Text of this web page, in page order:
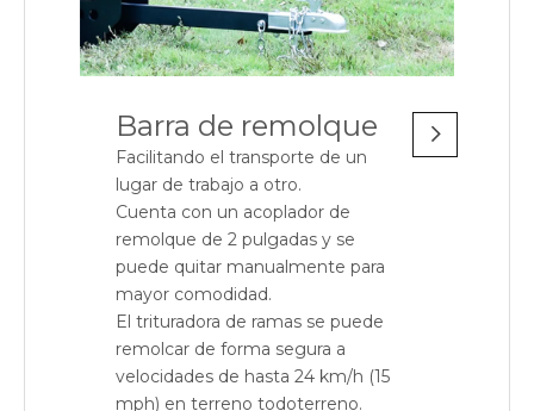
Barra de remolque
Facilitando el transporte de un
lugar de trabajo a otro.
Cuenta con un acoplador de
remolque de 2 pulgadas y se
puede quitar manualmente para
mayor comodidad.
El trituradora de ramas se puede
remolcar de forma segura a
velocidades de hasta 24 km/h (15
mph) en terreno todoterreno.